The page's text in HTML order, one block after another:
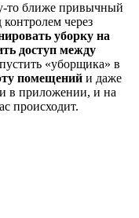
то ближе привычный
через
уборку на
доступ между
«уборщика» в
помещений и даже
в приложении, и на
происходит.